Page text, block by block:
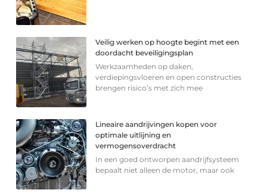
Veilig werken op hoogte begint met een
doordacht beveiligingsplan
Werkzaamheden op daken,
verdiepingsvloeren en open constructies
brengen risico’s met zich mee
Lineaire aandrijvingen kopen voor
optimale uitlijning en
vermogensoverdracht
In een goed ontworpen aandrijfsysteem
bepaalt niet alleen de motor, maar ook